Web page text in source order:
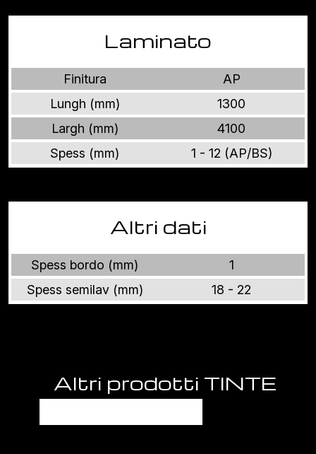
Laminato
Finitura
AP
Lungh (mm)
1300
Largh (mm)
4100
Spess (mm)
1 - 12 (AP/BS)
Altri dati
Spess bordo (mm)
1
Spess semilav (mm)
18 - 22
Altri prodotti TINTE
UNITE